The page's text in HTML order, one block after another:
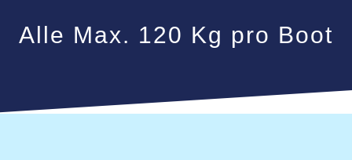
Alle Max. 120 Kg pro Boot